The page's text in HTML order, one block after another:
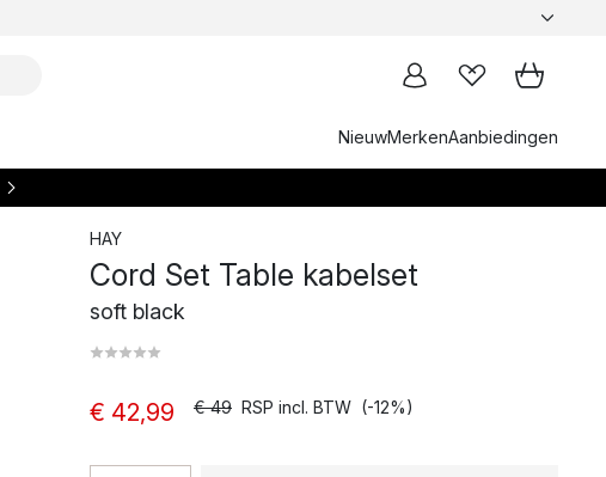
NieuwMerkenAanbiedingen
HAY
Cord Set Table kabelset
soft black
€ 42,99 € 49 RSP incl. BTW (-12%)